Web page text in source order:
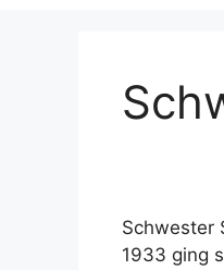
Schwester
1933 ging